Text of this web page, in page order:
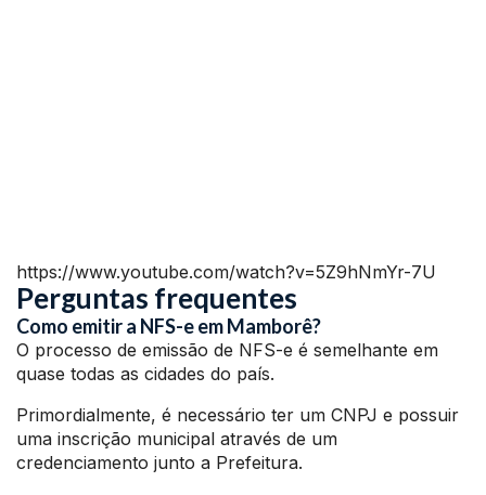
https://www.youtube.com/watch?v=5Z9hNmYr-7U
Perguntas frequentes
Como emitir a NFS-e em Mamborê?
O processo de emissão de NFS-e é semelhante em
quase todas as cidades do país.
Primordialmente, é necessário ter um CNPJ e possuir
uma inscrição municipal através de um
credenciamento junto a Prefeitura.